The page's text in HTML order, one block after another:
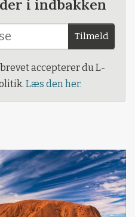
i indbakken
Tilmeld
accepterer du L-
Læs den her.